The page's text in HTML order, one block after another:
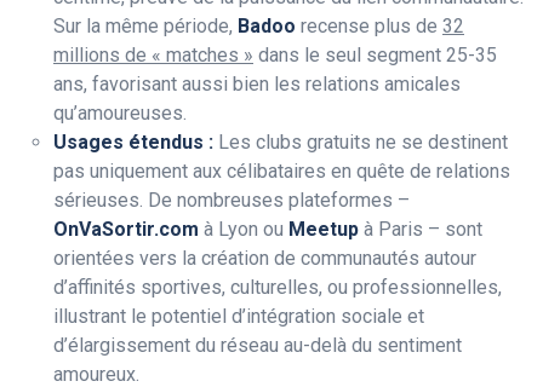
Sur la même période, Badoo recense plus de 32
millions de « matches » dans le seul segment 25-35
ans, favorisant aussi bien les relations amicales
qu’amoureuses.
Usages étendus : Les clubs gratuits ne se destinent
pas uniquement aux célibataires en quête de relations
sérieuses. De nombreuses plateformes –
OnVaSortir.com à Lyon ou Meetup à Paris – sont
orientées vers la création de communautés autour
d’affinités sportives, culturelles, ou professionnelles,
illustrant le potentiel d’intégration sociale et
d’élargissement du réseau au-delà du sentiment
amoureux.